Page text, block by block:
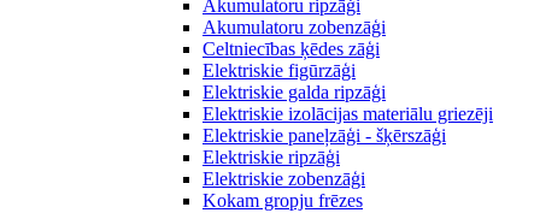
Akumulatoru ripzāģi
Akumulatoru zobenzāģi
Celtniecības ķēdes zāģi
Elektriskie figūrzāģi
Elektriskie galda ripzāģi
Elektriskie izolācijas materiālu griezēji
Elektriskie paneļzāģi - šķērszāģi
Elektriskie ripzāģi
Elektriskie zobenzāģi
Kokam gropju frēzes